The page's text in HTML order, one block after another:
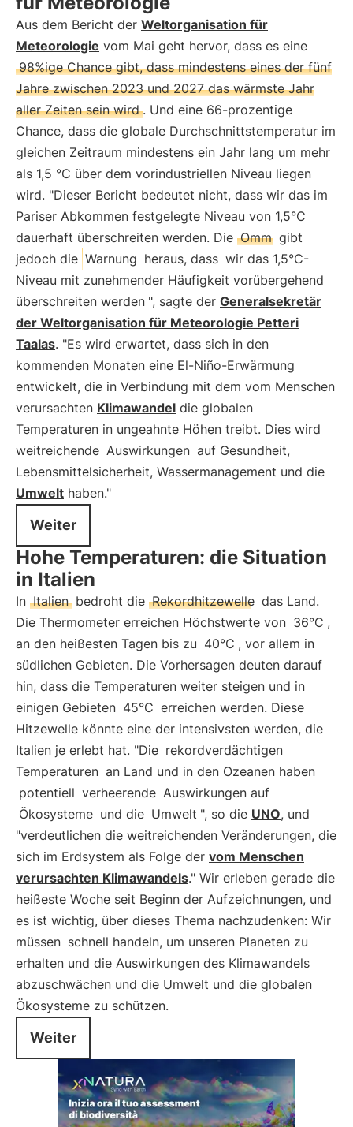
Aus dem Bericht der Weltorganisation für
Meteorologie vom Mai geht hervor, dass es eine
98%ige Chance gibt, dass mindestens eines der fünf
Jahre zwischen 2023 und 2027 das wärmste Jahr
aller Zeiten sein wird . Und eine 66-prozentige
Chance, dass die globale Durchschnittstemperatur im
gleichen Zeitraum mindestens ein Jahr lang um mehr
als 1,5 °C über dem vorindustriellen Niveau liegen
wird. "Dieser Bericht bedeutet nicht, dass wir das im
Pariser Abkommen festgelegte Niveau von 1,5°C
dauerhaft überschreiten werden. Die Omm gibt
jedoch die Warnung heraus, dass wir das 1,5°C-
Niveau mit zunehmender Häufigkeit vorübergehend
überschreiten werden ", sagte der Generalsekretär
der Weltorganisation für Meteorologie Petteri
Taalas. "Es wird erwartet, dass sich in den
kommenden Monaten eine El-Niño-Erwärmung
entwickelt, die in Verbindung mit dem vom Menschen
verursachten Klimawandel die globalen
Temperaturen in ungeahnte Höhen treibt. Dies wird
weitreichende Auswirkungen auf Gesundheit,
Lebensmittelsicherheit, Wassermanagement und die
Umwelt haben."
Weiter
Hohe Temperaturen: die Situation
in Italien
In Italien bedroht die Rekordhitzewelle das Land.
Die Thermometer erreichen Höchstwerte von 36°C ,
an den heißesten Tagen bis zu 40°C , vor allem in
südlichen Gebieten. Die Vorhersagen deuten darauf
hin, dass die Temperaturen weiter steigen und in
einigen Gebieten 45°C erreichen werden. Diese
Hitzewelle könnte eine der intensivsten werden, die
Italien je erlebt hat. "Die rekordverdächtigen
Temperaturen an Land und in den Ozeanen haben
potentiell verheerende Auswirkungen auf
Ökosysteme und die Umwelt ", so die UNO, und
"verdeutlichen die weitreichenden Veränderungen, die
sich im Erdsystem als Folge der vom Menschen
verursachten Klimawandels." Wir erleben gerade die
heißeste Woche seit Beginn der Aufzeichnungen, und
es ist wichtig, über dieses Thema nachzudenken: Wir
müssen schnell handeln, um unseren Planeten zu
erhalten und die Auswirkungen des Klimawandels
abzuschwächen und die Umwelt und die globalen
Ökosysteme zu schützen.
Weiter